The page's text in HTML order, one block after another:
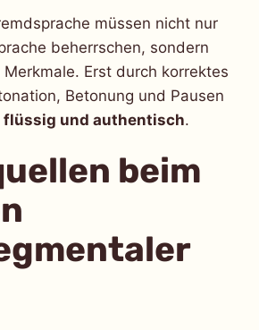
müssen nicht nur
beherrschen, sondern
Erst durch korrektes
Betonung und Pausen
flüssig und authentisch.
beim